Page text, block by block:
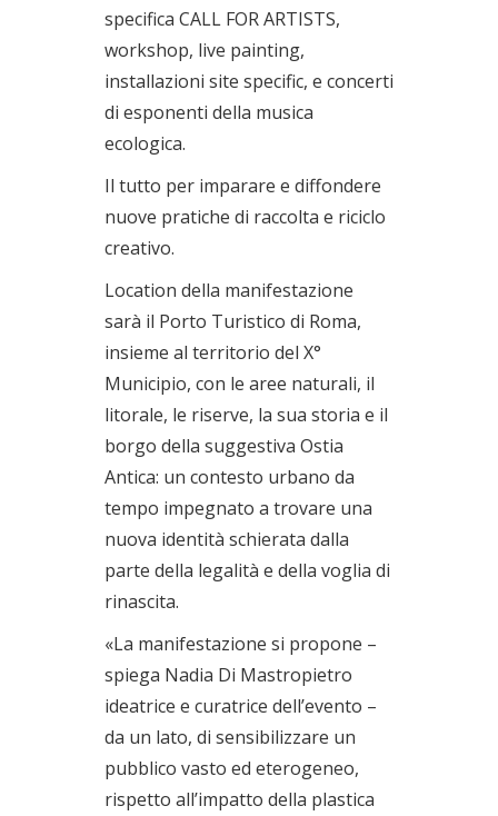
specifica CALL FOR ARTISTS,
workshop, live painting,
installazioni site specific, e concerti
di esponenti della musica
ecologica.
Il tutto per imparare e diffondere
nuove pratiche di raccolta e riciclo
creativo.
Location della manifestazione
sarà il Porto Turistico di Roma,
insieme al territorio del X°
Municipio, con le aree naturali, il
litorale, le riserve, la sua storia e il
borgo della suggestiva Ostia
Antica: un contesto urbano da
tempo impegnato a trovare una
nuova identità schierata dalla
parte della legalità e della voglia di
rinascita.
«La manifestazione si propone –
spiega Nadia Di Mastropietro
ideatrice e curatrice dell’evento –
da un lato, di sensibilizzare un
pubblico vasto ed eterogeneo,
rispetto all’impatto della plastica